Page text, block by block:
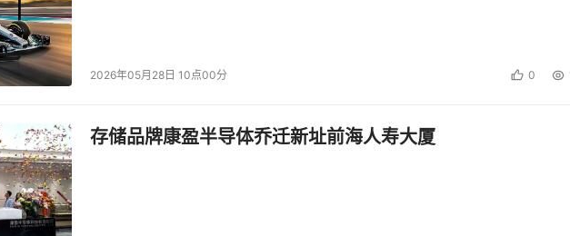
2026年05月28日 10点00分 0
存储品牌康盈半导体乔迁新址前海人寿大厦